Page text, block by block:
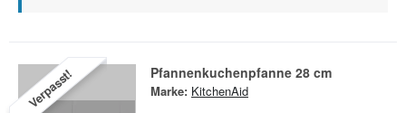
Verpasst! Pfannenkuchenpfanne 28 cm
Marke: KitchenAid